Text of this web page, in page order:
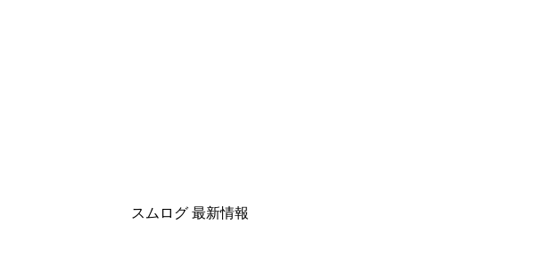
スムログ 最新情報